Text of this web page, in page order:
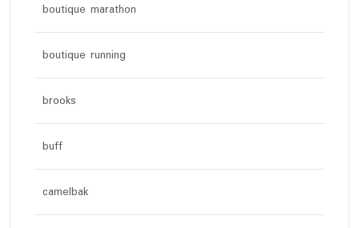
boutique marathon
boutique running
brooks
buff
camelbak